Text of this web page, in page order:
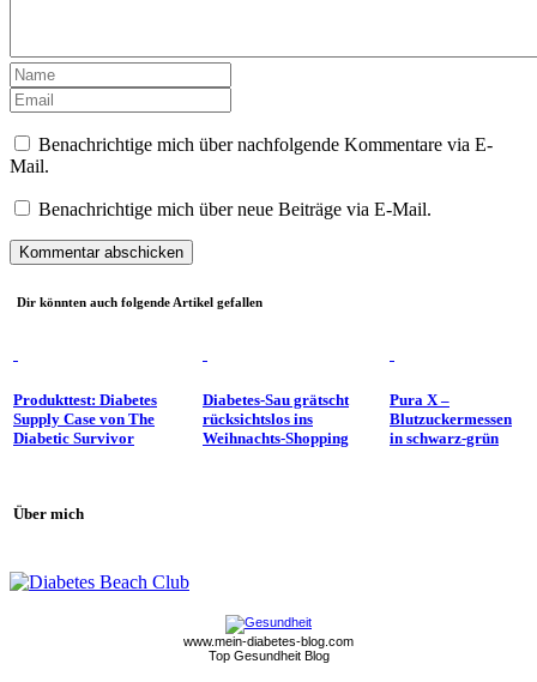
Benachrichtige mich über nachfolgende Kommentare via E-
Mail.
Benachrichtige mich über neue Beiträge via E-Mail.
Dir könnten auch folgende Artikel gefallen
Produkttest: Diabetes
Supply Case von The
Diabetic Survivor
Diabetes-Sau grätscht
rücksichtslos ins
Weihnachts-Shopping
Pura X –
Blutzuckermessen
in schwarz-grün
Über mich
www.mein-diabetes-blog.com
Top Gesundheit Blog